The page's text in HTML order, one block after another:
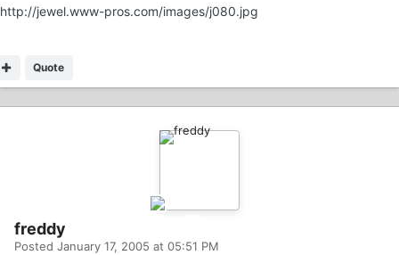
http://jewel.www-pros.com/images/j080.jpg
Quote
freddy
Posted January 17, 2005 at 05:51 PM